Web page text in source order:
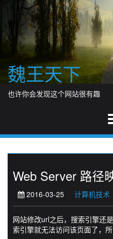
content
魏王天下
也许你会发现这个网站很有趣
Web Server 路径
2016-03-25 计算机技术
网站修改url之后，搜索引擎还
索引擎就无法访问该页面了，